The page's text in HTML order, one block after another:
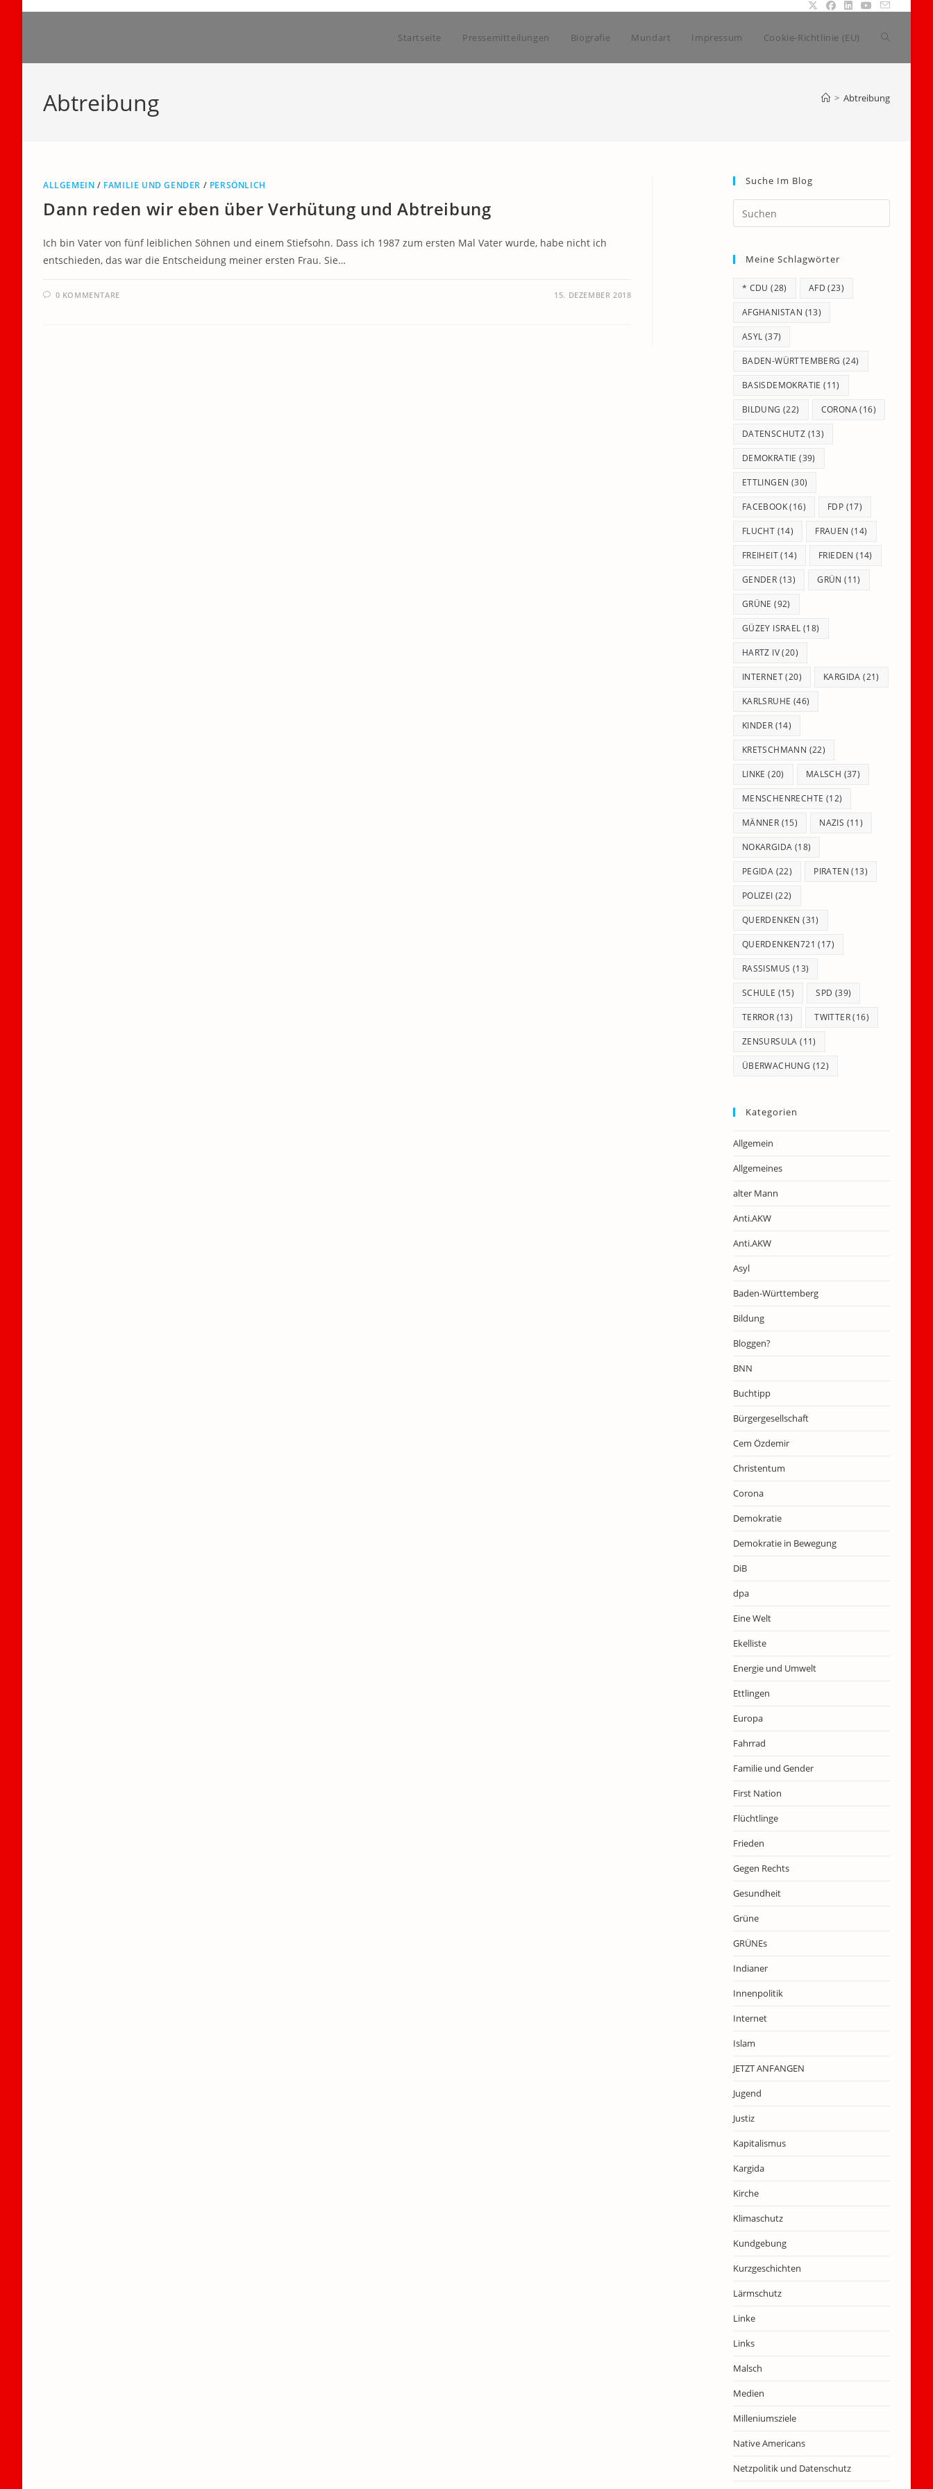
Startseite Pressemitteilungen Biografie Mundart Impressum Cookie-Richtlinie (EU) Website-
Abtreibung > Abtreibung
ALLGEMEIN / FAMILIE UND GENDER / PERSÖNLICH
Dann reden wir eben über Verhütung und Abtreibung
Ich bin Vater von fünf leiblichen Söhnen und einem Stiefsohn. Dass ich 1987 zum ersten Mal Vater wurde, habe nicht ich
entschieden, das war die Entscheidung meiner ersten Frau. Sie…
0 KOMMENTARE 15. DEZEMBER 2018
Suche Im Blog
Escape
Meine Schlagwörter
* CDU (28) AFD (23)
AFGHANISTAN (13)
ASYL (37)
BADEN-WÜRTTEMBERG (24)
BASISDEMOKRATIE (11)
BILDUNG (22) CORONA(16)
DATENSCHUTZ (13)
DEMOKRATIE (39)
ETTLINGEN (30)
FACEBOOK(16) FDP (17)
FLUCHT (14) FRAUEN (14)
FREIHEIT(14) FRIEDEN (14)
GENDER (13) GRÜN (11)
GRÜNE (92)
GÜZEY ISRAEL (18)
HARTZ IV(20)
INTERNET(20) KARGIDA (21)
KARLSRUHE (46)
KINDER (14)
KRETSCHMANN (22)
LINKE (20) MALSCH (37)
MENSCHENRECHTE (12)
MÄNNER (15) NAZIS (11)
NOKARGIDA (18)
PEGIDA (22) PIRATEN (13)
POLIZEI (22)
QUERDENKEN (31)
QUERDENKEN721 (17)
RASSISMUS (13)
SCHULE (15) SPD (39)
TERROR (13) TWITTER(16)
ZENSURSULA (11)
ÜBERWACHUNG (12)
Kategorien
Allgemein
Allgemeines
alter Mann
Anti.AKW
Anti.AKW
Asyl
Baden-Württemberg
Bildung
Bloggen?
BNN
Buchtipp
Bürgergesellschaft
Cem Özdemir
Christentum
Corona
Demokratie
Demokratie in Bewegung
DiB
dpa
Eine Welt
Ekelliste
Energie und Umwelt
Ettlingen
Europa
Fahrrad
Familie und Gender
First Nation
Flüchtlinge
Frieden
Gegen Rechts
Gesundheit
Grüne
GRÜNEs
Indianer
Innenpolitik
Internet
Islam
JETZT ANFANGEN
Jugend
Justiz
Kapitalismus
Kargida
Kirche
Klimaschutz
Kundgebung
Kurzgeschichten
Lärmschutz
Linke
Links
Malsch
Medien
Milleniumsziele
Native Americans
Netzpolitik und Datenschutz